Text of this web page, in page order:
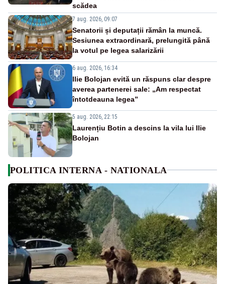
scădea
7 aug. 2026, 09:07
Senatorii și deputații rămân la muncă.
Sesiunea extraordinară, prelungită până
la votul pe legea salarizării
6 aug. 2026, 16:34
Ilie Bolojan evită un răspuns clar despre
averea partenerei sale: „Am respectat
întotdeauna legea”
5 aug. 2026, 22:15
Laurențiu Botin a descins la vila lui Ilie
Bolojan
POLITICA INTERNA - NATIONALA